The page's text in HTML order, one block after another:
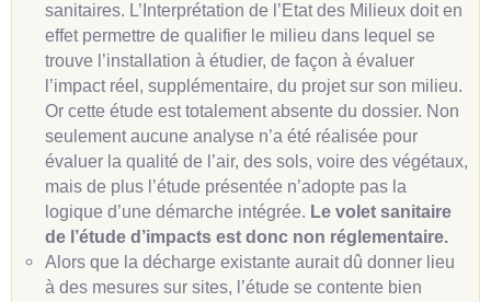
sanitaires. L’Interprétation de l’Etat des Milieux doit en
effet permettre de qualifier le milieu dans lequel se
trouve l’installation à étudier, de façon à évaluer
l’impact réel, supplémentaire, du projet sur son milieu.
Or cette étude est totalement absente du dossier. Non
seulement aucune analyse n’a été réalisée pour
évaluer la qualité de l’air, des sols, voire des végétaux,
mais de plus l’étude présentée n’adopte pas la
logique d’une démarche intégrée. Le volet sanitaire
de l’étude d’impacts est donc non réglementaire.
Alors que la décharge existante aurait dû donner lieu
à des mesures sur sites, l’étude se contente bien